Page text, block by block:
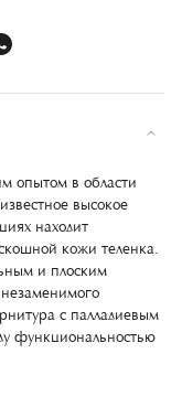
опытом в области
высокое
находит
кожи теленка.
и плоским
с палладиевым
функциональностью